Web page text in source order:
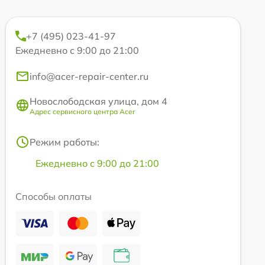
+7 (495) 023-41-97
Ежедневно с 9:00 до 21:00
info@acer-repair-center.ru
Новослободская улица, дом 4
Адрес сервисного центра Acer
Режим работы:
Ежедневно с 9:00 до 21:00
Способы оплаты